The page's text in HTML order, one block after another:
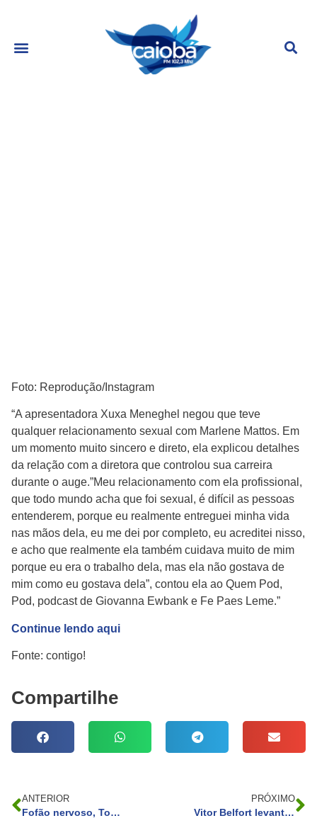
Foto: Reprodução/Instagram
“A apresentadora Xuxa Meneghel negou que teve
qualquer relacionamento sexual com Marlene Mattos. Em
um momento muito sincero e direto, ela explicou detalhes
da relação com a diretora que controlou sua carreira
durante o auge.”Meu relacionamento com ela profissional,
que todo mundo acha que foi sexual, é difícil as pessoas
entenderem, porque eu realmente entreguei minha vida
nas mãos dela, eu me dei por completo, eu acreditei nisso,
e acho que realmente ela também cuidava muito de mim
porque eu era o trabalho dela, mas ela não gostava de
mim como eu gostava dela”, contou ela ao Quem Pod,
Pod, podcast de Giovanna Ewbank e Fe Paes Leme.”
Continue lendo aqui
Fonte: contigo!
Compartilhe
ANTERIOR
Fofão nervoso, Tob dispensado, Mike falando sobre sexo e drogas… O Balão Mágico revisitado
PRÓXIMO
Vitor Belfort levanta novas suspeitas sobre o desaparecimento da irmã: “Não investigaram”